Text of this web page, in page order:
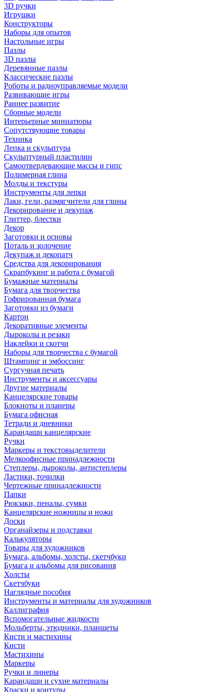
3D ручки
Игрушки
Конструкторы
Наборы для опытов
Настольные игры
Пазлы
3D пазлы
Деревянные пазлы
Классические пазлы
Роботы и радиоуправляемые модели
Развивающие игры
Раннее развитие
Сборные модели
Интерьерные миниатюры
Сопутствующие товары
Техника
Лепка и скульптура
Скульптурный пластилин
Самоотвердевающие массы и гипс
Полимерная глина
Молды и текстуры
Инструменты для лепки
Лаки, гели, размягчители для глины
Декорирование и декупаж
Глиттер, блестки
Декор
Заготовки и основы
Поталь и золочение
Декупаж и декопатч
Средства для декорирования
Скрапбукинг и работа с бумагой
Бумажные материалы
Бумага для творчества
Гофрированная бумага
Заготовки из бумаги
Картон
Декоративные элементы
Дыроколы и резаки
Наклейки и скотчи
Наборы для творчества с бумагой
Штампинг и эмбоссинг
Сургучная печать
Инструменты и аксессуары
Другие материалы
Канцелярские товары
Блокноты и планеры
Бумага офисная
Тетради и дневники
Карандаши канцелярские
Ручки
Маркеры и текстовыделители
Мелкоофисные принадлежности
Степлеры, дыроколы, антистеплеры
Ластики, точилки
Чертежные принадлежности
Папки
Рюкзаки, пеналы, сумки
Канцелярские ножницы и ножи
Доски
Органайзеры и подставки
Калькуляторы
Товары для художников
Бумага, альбомы, холсты, скетчбуки
Бумага и альбомы для рисования
Холсты
Скетчбуки
Наглядные пособия
Инструменты и материалы для художников
Каллиграфия
Вспомогательные жидкости
Мольберты, этюдники, планшеты
Кисти и мастихины
Кисти
Мастихины
Маркеры
Ручки и линеры
Карандаши и сухие материалы
Краски и контуры